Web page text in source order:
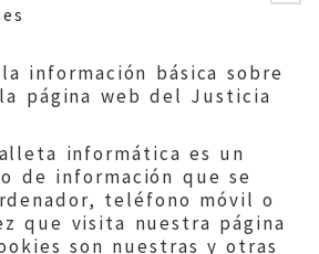
información básica sobre
página web del Justicia
informática es un
de información que se
teléfono móvil o
que visita nuestra página
son nuestras y otras